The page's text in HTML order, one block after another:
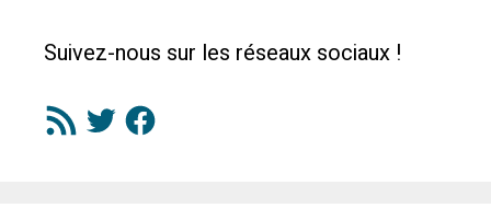
Suivez-nous sur les réseaux sociaux !
Flux
RSS
TwitterFacebook